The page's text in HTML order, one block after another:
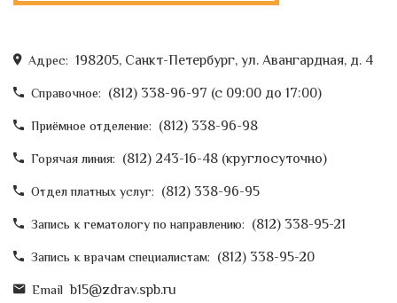
медицинской сестры
Сегодня свой профессиональный
праздник отмечают
операционные сестрыСо...
Новый режим работы Отдела
регистрации актов
гражданского состояния на ул.
Достоевского,9
по делам записи актов
гражданского...
Адрес: 198205, Санкт-Петербург, ул. Авангардная, д. 4
Справочное: (812) 338-96-97 (c 09:00 до 17:00)
Приёмное отделение: (812) 338-96-98
Горячая линия: (812) 243-16-48 (круглосуточно)
Отдел платных услуг: (812) 338-96-95
Запись к гематологу по направлению: (812) 338-95-21
Запись к врачам специалистам: (812) 338-95-20
Email b15@zdrav.spb.ru